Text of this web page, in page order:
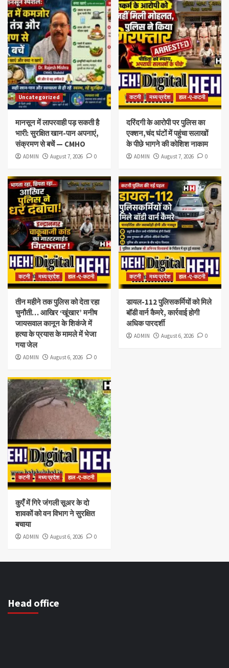
Uncategorized
मानसून में लापरवाही पड़ सकती है
भारी: सुरक्षित खान-पान अपनाएं,
संक्रमण से बचें — CMHO
ADMIN August 7, 2026 0
कटनी मध्य प्रदेश हाल -ए-कटनी
दरिंदगी के आरोपी पर पुलिस का
एक्शन,चंद घंटों में पहुंचा सलाखों
के पीछे भागने की कोशिश नाकाम
ADMIN August 7, 2026 0
कटनी मध्य प्रदेश हाल -ए-कटनी
तीन महीने तक पुलिस को देता रहा
चुनौती… आखिर ‘खूंखार’ मनीष
जायसवाल कानून के शिकंजे में
हत्या के प्रयास के मामले में भेजा
गया जेल
ADMIN August 6, 2026 0
कटनी मध्य प्रदेश हाल -ए-कटनी
डायल-112 पुलिसकर्मियों को मिले
बॉडी वार्न कैमरे, कार्रवाई होगी
अधिक पारदर्शी
ADMIN August 6, 2026 0
कटनी मध्य प्रदेश हाल -ए-कटनी
कुएँ में गिरे जंगली सूअर के दो
शावकों को वन विभाग ने सुरक्षित
बचाया
ADMIN August 6, 2026 0
Head office